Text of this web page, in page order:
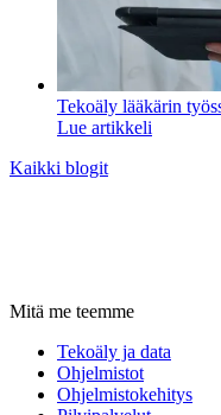
Tekoäly lääkärin
Lue artikkeli
Kaikki blogit
Mitä me teemme
Tekoäly ja data
Ohjelmistot
Ohjelmistokehitys